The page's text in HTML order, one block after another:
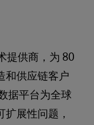
提供商，为 80
和供应链客户
据平台为全球
展性问题，